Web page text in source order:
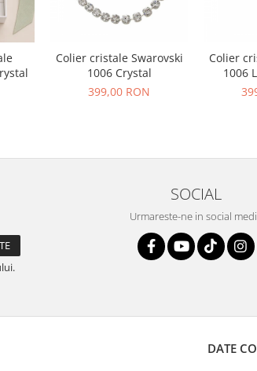
Colier cristale Swarovski
1006 Crystal
399,00 RON
Colier
1006
SOCIAL
Urmareste-ne in social
DATE